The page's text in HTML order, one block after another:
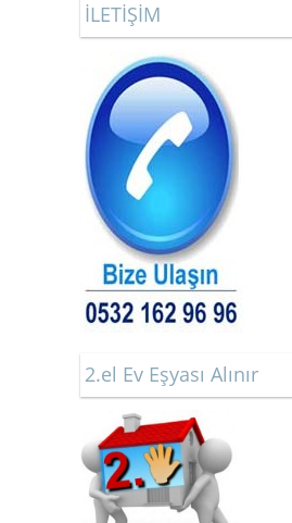
İLETİŞİM
2.el Ev Eşyası Alınır